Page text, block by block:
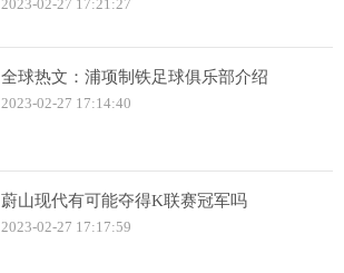
2023-02-27 17:21:27
全球热文：浦项制铁足球俱乐部介绍
2023-02-27 17:14:40
蔚山现代有可能夺得K联赛冠军吗
2023-02-27 17:17:59